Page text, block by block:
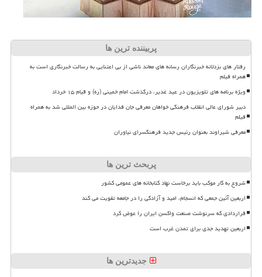
پربیننده ترین ها
رفتار های بزدلانه خبرنگاران رسانه های معاند ناشی از بی اعتنایی به رسالت خبرنگاری است به
همراه فیلم
ویژه برنامه های تلویزیون در عید غدیر، درگذشت امام خمینی (ره) و قیام ۱۵ خرداد
دبیر شورای عالی انقلاب فرهنگی خواهان معرفی جان فدایان در حوزه بین المللی شد به همراه
فیلم
معرفی شیراوند بعنوان رئیس جدید فرهنگسرای نیاوران
پربحث ترین ها
شروع به کار موکب باید برخاست نهاد کتابخانه های عمومی کشور
اربعین آئین جمعی که انسجام، امید و آزادگی را در جامعه تقویت می کند
قراردادی که سرنوشت صنعت واکسن ایران را عوض کرد
اربعین تهدید جدی برای تمدن غرب است
جدیدترین ها